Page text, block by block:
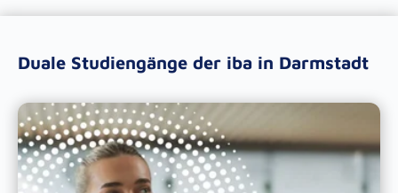
Duale Studiengänge der iba in Darmstadt